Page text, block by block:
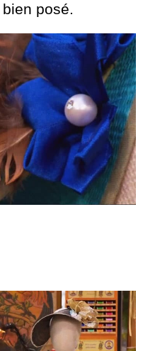
posé.